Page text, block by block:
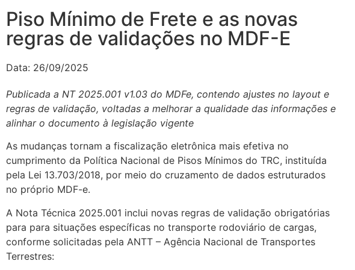
Piso Mínimo de Frete e as novas
regras de validações no MDF-E
Data: 26/09/2025
Publicada a NT 2025.001 v1.03 do MDFe, contendo ajustes no layout e
regras de validação, voltadas a melhorar a qualidade das informações e
alinhar o documento à legislação vigente
As mudanças tornam a fiscalização eletrônica mais efetiva no
cumprimento da Política Nacional de Pisos Mínimos do TRC, instituída
pela Lei 13.703/2018, por meio do cruzamento de dados estruturados
no próprio MDF-e.
A Nota Técnica 2025.001 inclui novas regras de validação obrigatórias
para para situações específicas no transporte rodoviário de cargas,
conforme solicitadas pela ANTT – Agência Nacional de Transportes
Terrestres: